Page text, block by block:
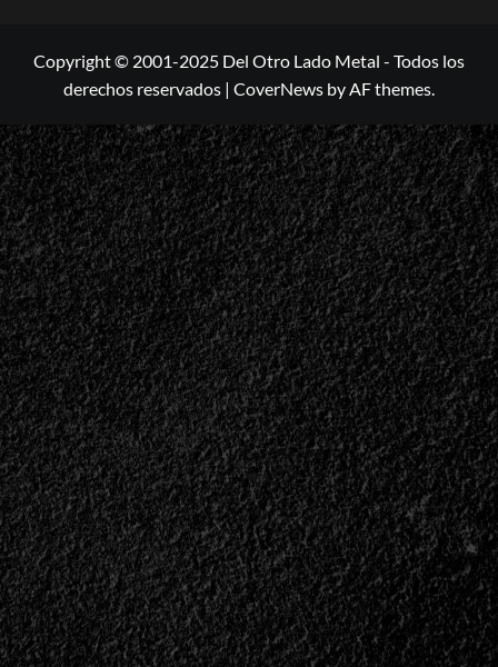
Copyright © 2001-2025 Del Otro Lado Metal - Todos los
derechos reservados | CoverNews by AF themes.